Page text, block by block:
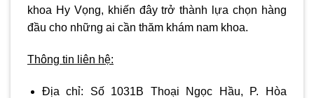
khoa Hy Vọng, khiến đây trở thành lựa chọn hàng
đầu cho những ai cần thăm khám nam khoa.
Thông tin liên hệ:
Địa chỉ: Số 1031B Thoại Ngọc Hầu, P. Hòa